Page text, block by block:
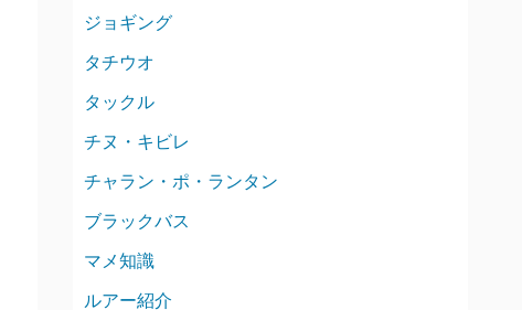
ジョギング
タチウオ
タックル
チヌ・キビレ
チャラン・ポ・ランタン
ブラックバス
マメ知識
ルアー紹介